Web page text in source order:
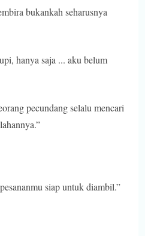
bukankah seharusnya
hanya saja ... aku belum
pecundang selalu mencari
siap untuk diambil.”